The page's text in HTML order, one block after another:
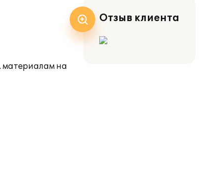
материалам на
Отзыв клиента